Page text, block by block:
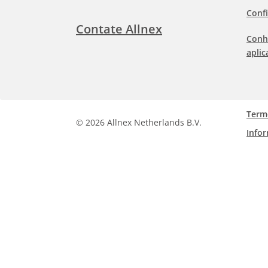
Contate Allnex
© 2026 Allnex Netherlands B.V.